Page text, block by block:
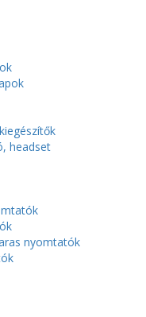
headset
nyomtatók